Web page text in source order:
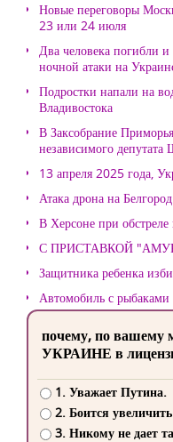
Новые переговоры
23 или 24 июля
Два человека погибли и
ночной атаки на
Подростки напали на
Владивостока
В Заксобрание
независимого депутата
13 апреля 2025 года,
Атака дрона на Белгород
В Херсоне при обстреле
С ПРИСТАВКОЙ
Защитника ребенка
Автомобиль с
почему, по вашему
УКРАИНЕ в
1. Уважает Путина.
2. Боится
3. Никому не дает